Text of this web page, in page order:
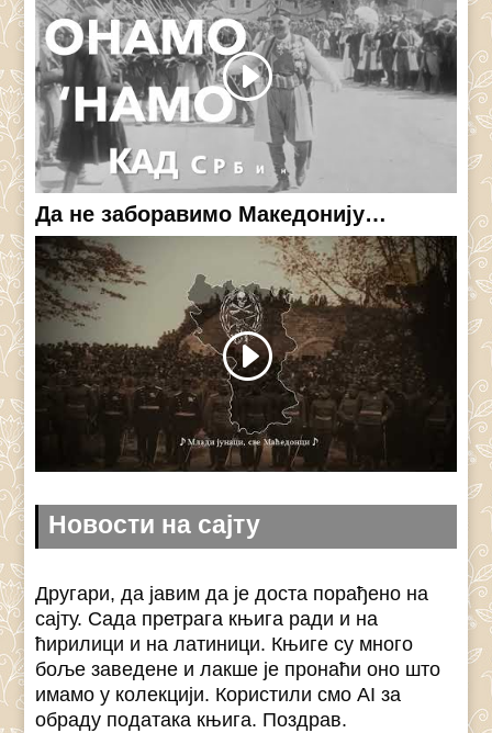
Да не заборавимо Македонију…
Новости на сајту
Другари, да јавим да је доста порађено на
сајту. Сада претрага књига ради и на
ћирилици и на латиници. Књиге су много
боље заведене и лакше је пронаћи оно што
имамо у колекцији. Користили смо AI за
обраду података књига. Поздрав.